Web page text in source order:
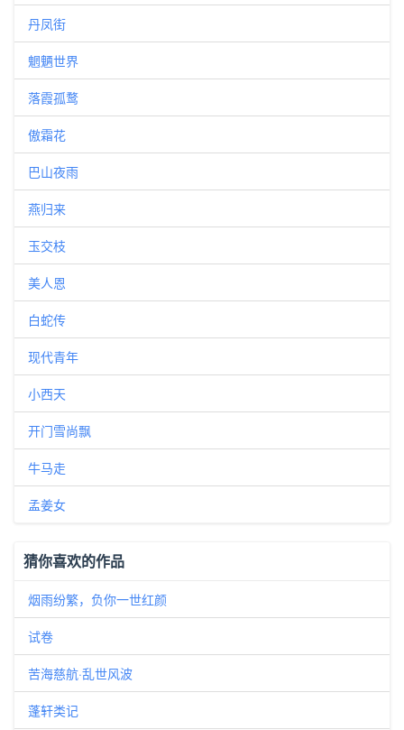
丹凤街
魍魉世界
落霞孤鹜
傲霜花
巴山夜雨
燕归来
玉交枝
美人恩
白蛇传
现代青年
小西天
开门雪尚飘
牛马走
孟姜女
猜你喜欢的作品
烟雨纷繁，负你一世红颜
试卷
苦海慈航·乱世风波
蓬轩类记